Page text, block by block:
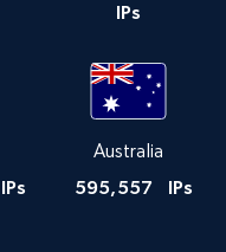
IPs
IPs
Australia
595,557 IPs